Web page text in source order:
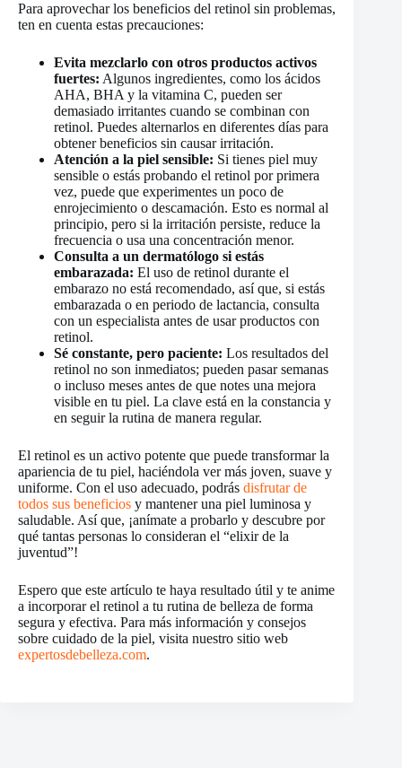
Para aprovechar los beneficios del retinol sin problemas,
ten en cuenta estas precauciones:
Evita mezclarlo con otros productos activos
fuertes: Algunos ingredientes, como los ácidos
AHA, BHA y la vitamina C, pueden ser
demasiado irritantes cuando se combinan con
retinol. Puedes alternarlos en diferentes días para
obtener beneficios sin causar irritación.
Atención a la piel sensible: Si tienes piel muy
sensible o estás probando el retinol por primera
vez, puede que experimentes un poco de
enrojecimiento o descamación. Esto es normal al
principio, pero si la irritación persiste, reduce la
frecuencia o usa una concentración menor.
Consulta a un dermatólogo si estás
embarazada: El uso de retinol durante el
embarazo no está recomendado, así que, si estás
embarazada o en periodo de lactancia, consulta
con un especialista antes de usar productos con
retinol.
Sé constante, pero paciente: Los resultados del
retinol no son inmediatos; pueden pasar semanas
o incluso meses antes de que notes una mejora
visible en tu piel. La clave está en la constancia y
en seguir la rutina de manera regular.
El retinol es un activo potente que puede transformar la
apariencia de tu piel, haciéndola ver más joven, suave y
uniforme. Con el uso adecuado, podrás disfrutar de
todos sus beneficios y mantener una piel luminosa y
saludable. Así que, ¡anímate a probarlo y descubre por
qué tantas personas lo consideran el “elixir de la
juventud”!
Espero que este artículo te haya resultado útil y te anime
a incorporar el retinol a tu rutina de belleza de forma
segura y efectiva. Para más información y consejos
sobre cuidado de la piel, visita nuestro sitio web
expertosdebelleza.com.